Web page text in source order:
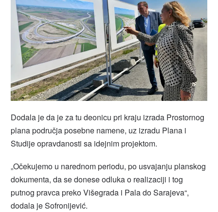
Dodala je da je za tu deonicu pri kraju izrada Prostornog
plana područja posebne namene, uz izradu Plana i
Studije opravdanosti sa idejnim projektom.
„Očekujemo u narednom periodu, po usvajanju planskog
dokumenta, da se donese odluka o realizaciji i tog
putnog pravca preko Višegrada i Pala do Sarajeva“,
dodala je Sofronijević.